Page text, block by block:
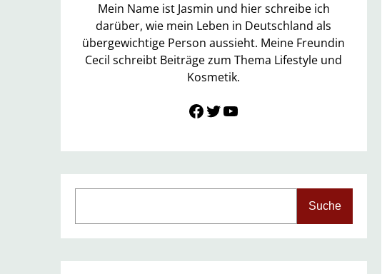
Mein Name ist Jasmin und hier schreibe ich
darüber, wie mein Leben in Deutschland als
übergewichtige Person aussieht. Meine Freundin
Cecil schreibt Beiträge zum Thema Lifestyle und
Kosmetik.
Link zu Facebook Twitter YouTube
c
Suche